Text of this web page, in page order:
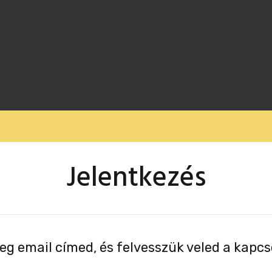
Jelentkezés
email címed, és felvesszük veled a